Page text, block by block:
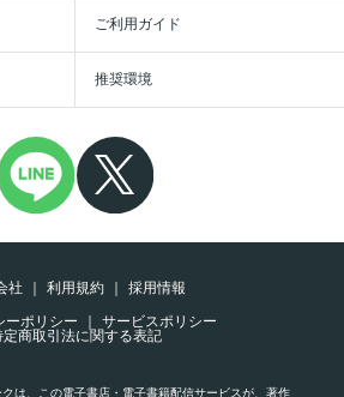
ご利用ガイド
推奨環境
社 利用規約
採用情報
ーポリシー
サービスポリシー
定商取引法に関する表記
は、この電子書店・電子書籍配信サービスが、著作